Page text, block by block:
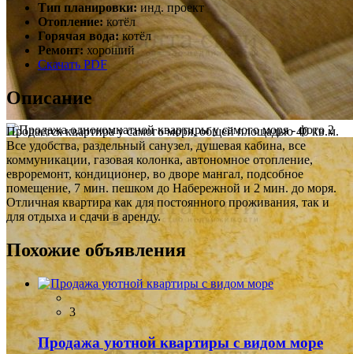
Тип планировки: инд. проект
Отопление: котёл
Горячая вода: котёл
Ремонт: хороший
Скачать PDF
Описание
Продается квартира у самого моря, общей площадью 40 кв.м.
Все удобства, раздельный санузел, душевая кабина, все
коммуникации, газовая колонка, автономное отопление,
евроремонт, кондиционер, во дворе мангал, подсобное
помещение, 7 мин. пешком до Набережной и 2 мин. до моря.
Отличная квартира как для постоянного проживания, так и
для отдыха и сдачи в аренду.
Похожие объявления
3
Продажа уютной квартиры с видом море